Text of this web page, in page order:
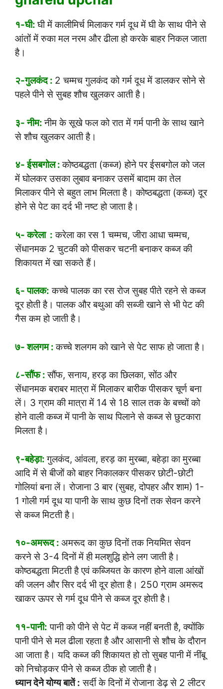
१-घी: घी में कालीमिर्च मिलाकर गर्म दूध में घी के साथ पीने से
आंतों में रुका मल नरम और ढीला हो करके बाहर निकल जाता
है।
२-गुलकंद : 2 चम्मच गुलकंद को गर्म दूध में डालकर सोने से
पहले पीने से सुबह शौच खुलकर आती है।
३- नीम: नीम के सूखे फल को रात में गर्म पानी के साथ खाने
से शौच खुलकर आती है।
४- ईसबगोल : कोष्ठबद्धता (कब्ज) होने पर ईसबगोल को जल
में घोलकर उसका लुबाव बनाकर उसमें बादाम का तेल
मिलाकर पीने से बहुत लाभ मिलता है। कोष्ठबद्धता (कब्ज) दूर
होने से पेट का दर्द भी नष्ट हो जाता है।
५- करेला : करेला का रस 1 चम्मच, जीरा आधा चम्मच,
सेंधानमक 2 चुटकी को पीसकर चटनी बनाकर कब्ज की
शिकायत में खा सकते हैं।
६- पालक: कच्चे पालक का रस रोज सुबह पीते रहने से कब्ज
दूर होती है। पालक और बथुआ की सब्जी खाने से भी पेट की
गैस कम हो जाती है।
७- शलगम : कच्चे शलगम को खाने से पेट साफ हो जाता है।
८-सौंफ : सौंफ, सनाय, हरड़ का छिलका, सोंठ और
सेंधानमक बराबर मात्रा में मिलाकर बारीक पीसकर चूर्ण बना
लें। 3 ग्राम की मात्रा में 14 से 18 साल तक के बच्चों को
होने वाली कब्ज में पानी के साथ पिलाने से कब्ज से छुटकारा
मिलता है।
९-बहेड़ा: गुलकंद, आंवला, हरड़ का मुरब्बा, बहेड़ा का मुरब्बा
आदि में से बीजों को बाहर निकालकर पीसकर छोटी-छोटी
गोलियां बना लें। रोजाना 3 बार (सुबह, दोपहर और शाम) 1-
1 गोली गर्म दूध या पानी के साथ कुछ दिनों तक सेवन करने
से कब्ज मिटती है।
१०-अमरूद : अमरूद का कुछ दिनों तक नियमित सेवन
करने से 3-4 दिनों में ही मलशुद्धि होने लग जाती है।
कोष्ठबद्धता मिटती है एवं कब्जियत के कारण होने वाला आंखों
की जलन और सिर दर्द भी दूर होता है। 250 ग्राम अमरूद
खाकर ऊपर से गर्म दूध पीने से कब्ज दूर होती है।
११-पानी: पानी को पीने से पेट में कब्ज नहीं बनती है, क्योंकि
पानी पीने से मल ढीला रहता है और आसानी से शौच के दौरान
आ जाता है। यदि कब्ज की शिकायत हो तो सुबह पानी में नींबू
को निचोड़कर पीने से कब्ज ठीक हो जाती है।
ध्यान देने योग्य बातें : सर्दी के दिनों में रोजाना डेढ़ से 2 लीटर